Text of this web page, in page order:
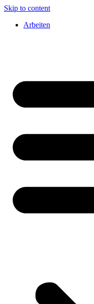
Skip to content
Arbeiten